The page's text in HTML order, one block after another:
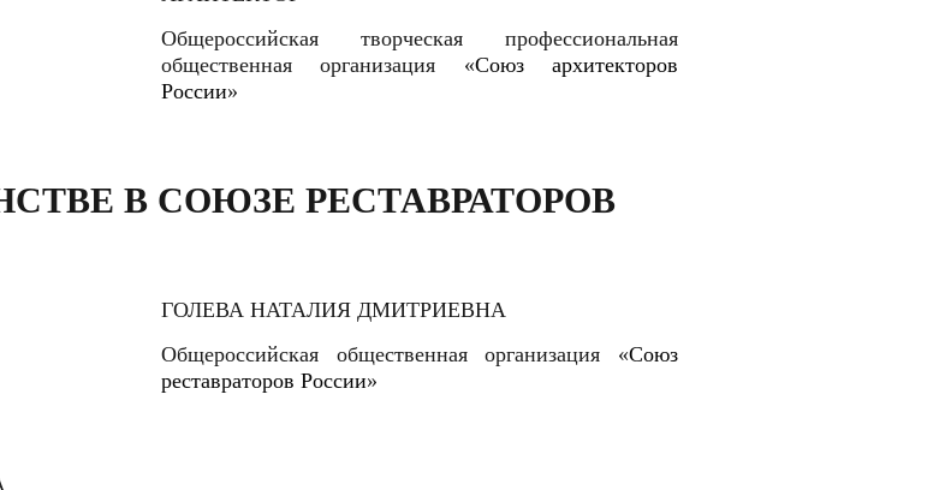
Общероссийская творческая профессиональная
общественная организация «Союз архитекторов
России»
В СОЮЗЕ РЕСТАВРАТОРОВ
ГОЛЕВА НАТАЛИЯ ДМИТРИЕВНА
Общероссийская общественная организация «Союз
реставраторов России»